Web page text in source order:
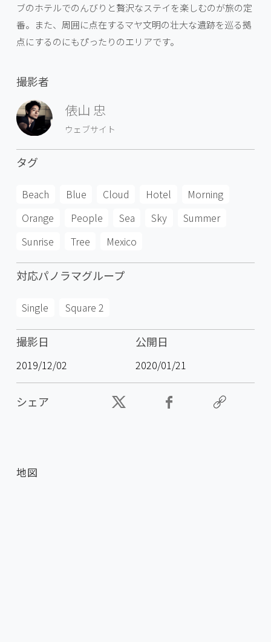
ブのホテルでのんびりと贅沢なステイを楽しむのが旅の定
番。また、周囲に点在するマヤ文明の壮大な遺跡を巡る拠
点にするのにもぴったりのエリアです。
撮影者
俵山 忠
ウェブサイト
タグ
Beach Blue Cloud Hotel
Morning
Orange
People Sea Sky
Summer
Sunrise
Tree Mexico
対応パノラマグループ
Single Square 2
撮影日
2019/12/02
公開日
2020/01/21
シェア
地図